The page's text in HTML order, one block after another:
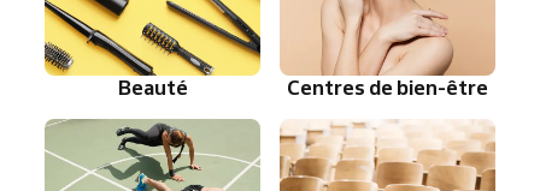
Beauté Centres de bien-être